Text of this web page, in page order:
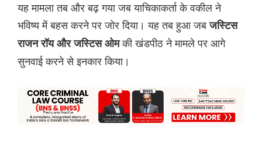
यह मामला तब और बढ़ गया जब याचिकाकर्ता के वकील ने
भविष्य में बहस करने पर जोर दिया। यह तब हुआ जबजस्टिस
राजन रॉय और जस्टिस ओमकी खंडपीठ ने मामले पर आगे
सुनवाई करने से इनकार किया।